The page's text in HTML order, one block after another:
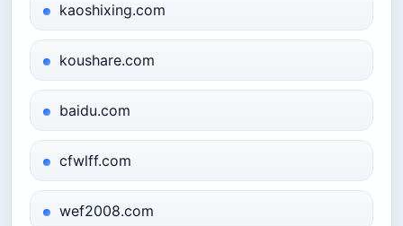
kaoshixing.com
koushare.com
baidu.com
cfwlff.com
wef2008.com